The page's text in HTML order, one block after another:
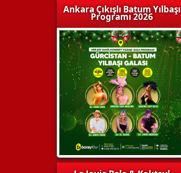
Ankara Çıkışlı Batum Yılbaşı
Programı 2026